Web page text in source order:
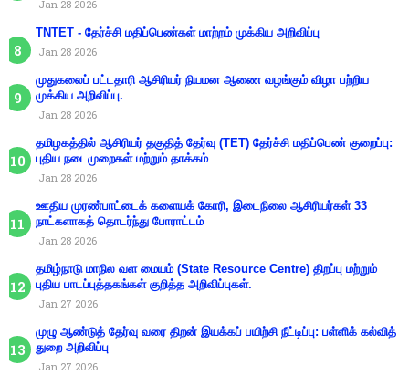
Jan 28 2026
TNTET - தேர்ச்சி மதிப்பெண்கள் மாற்றம் முக்கிய அறிவிப்பு
Jan 28 2026
முதுகலைப் பட்டதாரி ஆசிரியர் நியமன ஆணை வழங்கும் விழா பற்றிய
முக்கிய அறிவிப்பு.
Jan 28 2026
தமிழகத்தில் ஆசிரியர் தகுதித் தேர்வு (TET) தேர்ச்சி மதிப்பெண் குறைப்பு:
புதிய நடைமுறைகள் மற்றும் தாக்கம்
Jan 28 2026
ஊதிய முரண்பாட்டைக் களையக் கோரி, இடைநிலை ஆசிரியர்கள் 33
நாட்களாகத் தொடர்ந்து போராட்டம்
Jan 28 2026
தமிழ்நாடு மாநில வள மையம் (State Resource Centre) திறப்பு மற்றும்
புதிய பாடப்புத்தகங்கள் குறித்த அறிவிப்புகள்.
Jan 27 2026
முழு ஆண்டுத் தேர்வு வரை திறன் இயக்கப் பயிற்சி நீட்டிப்பு: பள்ளிக் கல்வித்
துறை அறிவிப்பு
Jan 27 2026